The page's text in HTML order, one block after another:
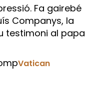
Fa gairebé
Companys, la
testimoni al papa
Vatican